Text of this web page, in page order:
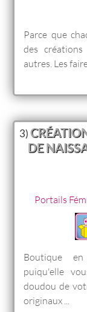
Parce que
des
autres. Les
3)
DE
Portails
Boutique
puiqu'elle
doudou de
originaux ...